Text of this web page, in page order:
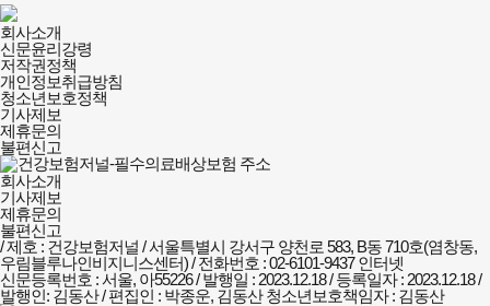
건강보험저널-
필수의료배상보험
회사소개
및
정책안내
회사소개
신문윤리강령
저작권정책
개인정보취급방침
청소년보호정책
기사제보
제휴문의
불편신고
회사소개
기사제보
제휴문의
불편신고
/ 제호 : 건강보험저널 /서울특별시 강서구 양천로 583, B동 710호(염창동,
우림블루나인비지니스센터) / 전화번호 : 02-6101-9437인터넷
신문등록번호 : 서울, 아55226 / 발행일 : 2023.12.18 / 등록일자 : 2023.12.18 /
발행인: 김동산 / 편집인 : 박종운, 김동산청소년보호책임자 : 김동산